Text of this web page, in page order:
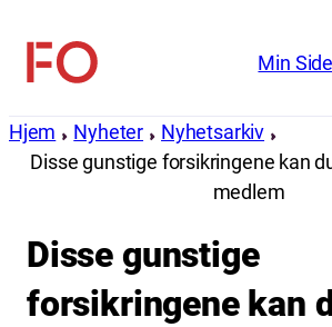
innhold
FO
Min Side
Hjem Nyheter
Nyhetsarkiv
Disse gunstige forsikringene kan
medlem
Disse gunstige
forsikringene kan